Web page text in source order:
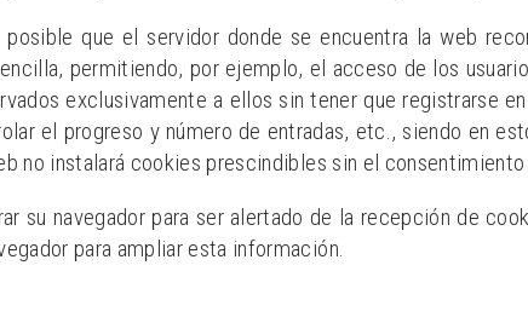
que el servidor donde se encuentra la web
permitiendo, por ejemplo, el acceso de los
exclusivamente a ellos sin tener que registrarse
el progreso y número de entradas, etc., siendo en
no instalará cookies prescindibles sin el
su navegador para ser alertado de la recepción de
para ampliar esta información.